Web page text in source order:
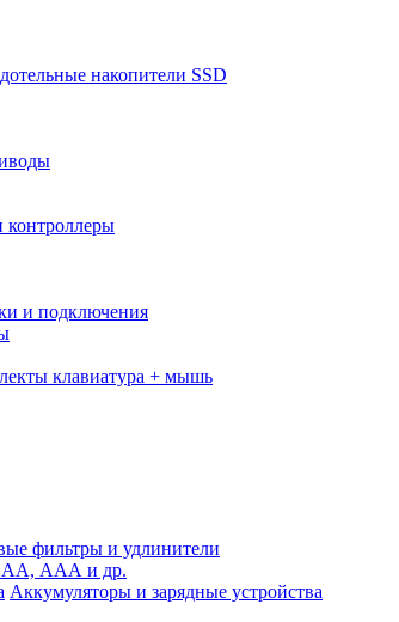
накопители SSD
контроллеры
и подключения
клавиатура + мышь
фильтры и удлинители
АА, ААА и др.
Аккумуляторы и зарядные устройства